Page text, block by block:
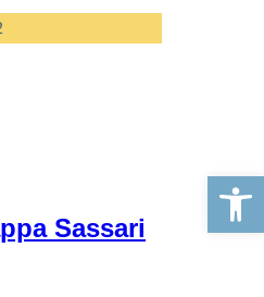
Sassari
Apri la